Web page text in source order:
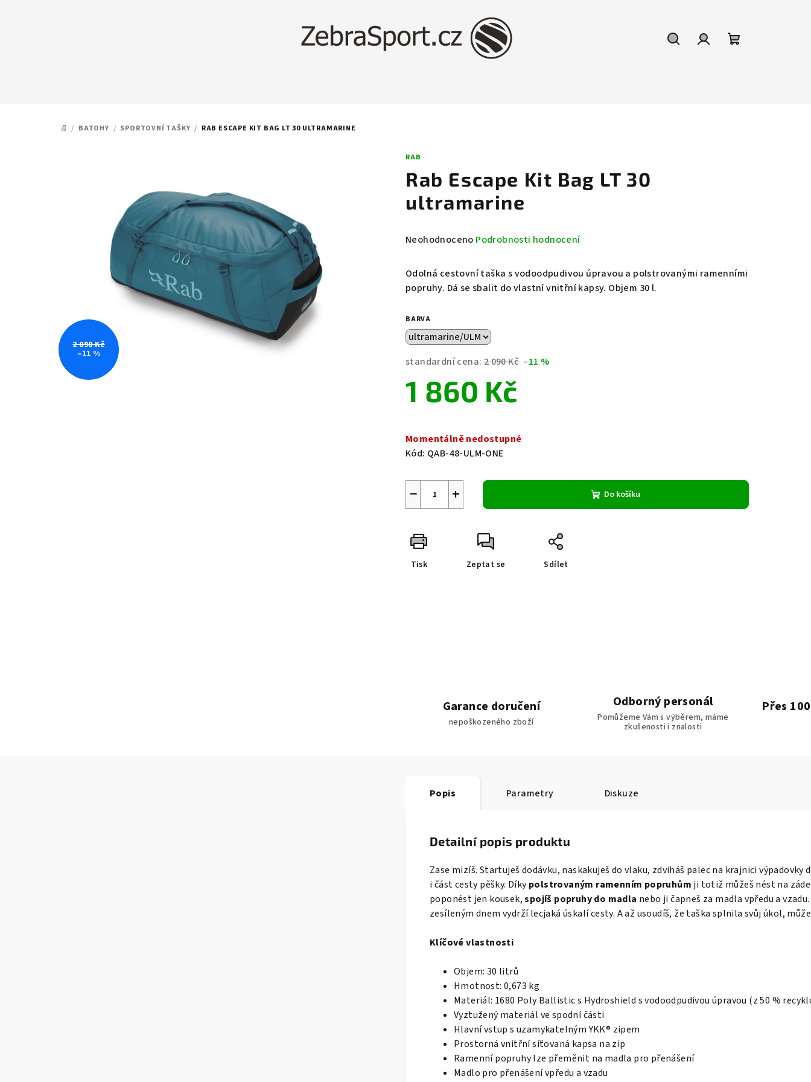
DOMŮ
/ BATOHY / SPORTOVNÍ TAŠKY / RAB ESCAPE KIT BAG LT 30 ULTRAMARINE
RAB
Rab Escape Kit Bag LT 30
ultramarine
Průměrné
produktu
je
0,0
5
hvězdiček.
Neohodnoceno Podrobnosti hodnocení
Odolná cestovní taška s vodoodpudivou úpravou a polstrovanými ramenními
popruhy. Dá se sbalit do vlastní vnitřní kapsy. Objem 30 l.
BARVA
standardní cena: 2 090 Kč –11 %
1 860 Kč
cena:
Momentálně nedostupné
Kód: QAB-48-ULM-ONE
+
− Do košíku
Tisk Zeptat se Sdílet
2 090 Kč
–11 %
Garance doručení
nepoškozeného zboží
Odborný personál
Pomůžeme Vám s výběrem, máme
zkušenosti i znalosti
Přes
Popis Parametry Diskuze
Detailní popis produktu
Zase mizíš. Startuješ dodávku, naskakuješ do vlaku, zdviháš palec na krajnici
i část cesty pěšky. Díkypolstrovaným ramenním popruhůmji totiž můžeš nést na
poponést jen kousek,spojíš popruhy do madla nebo ji čapneš za madla vpředu a
zesíleným dnem vydrží lecjaká úskalí cesty. A až usoudíš, že taška splnila svůj úkol,
Klíčové vlastnosti
Objem: 30 litrů
Hmotnost: 0,673 kg
Materiál: 1680 Poly Ballistic s Hydroshield s vodoodpudivou úpravou (z 50 %
Vyztužený materiál ve spodní části
Hlavní vstup s uzamykatelným YKK® zipem
Prostorná vnitřní síťovaná kapsa na zip
Ramenní popruhy lze přeměnit na madla pro přenášení
Madlo pro přenášení vpředu a vzadu